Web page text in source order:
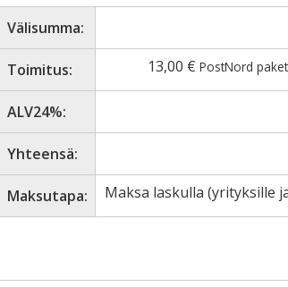
Välisumma:
Toimitus: 13,00 € PostNord
ALV24%:
Yhteensä:
Maksutapa: Maksa laskulla (yrityksille